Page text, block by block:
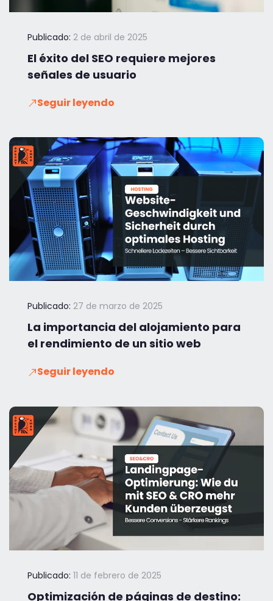
Publicado: 2 de abril de 2025
El éxito del SEO requiere mejores
señales de usuario
Seguir leyendo
Publicado: 27 de marzo de 2025
La importancia del alojamiento para
el rendimiento de un sitio web
Seguir leyendo
Publicado: 11 de febrero de 2025
Optimización de páginas de destino: